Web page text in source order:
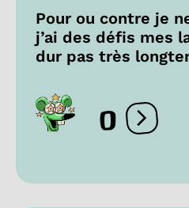
Pour ou contre je
j’ai des défis mes
dur pas très
0 Ouvrir